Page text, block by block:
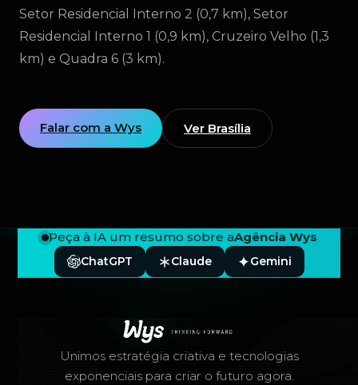
Setor Residencial Interno 2 (0,7 km), Setor
Residencial Interno 1 (0,9 km), Cruzeiro Velho (1,3
km) e Quadra 6 (3 km).
Falar com a Wys Ver Brasília
Peça à IA um resumo sobre aAgência Wys
ChatGPT Claude Gemini
Unimos estratégia criativa e tecnologias
exponenciais para criar o futuro agora.